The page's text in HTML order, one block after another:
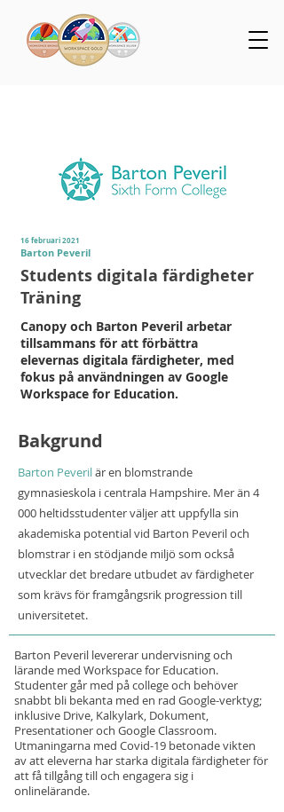
16 februari 2021
Barton Peveril
Students digitala färdigheter
Träning
Canopy och Barton Peveril arbetar
tillsammans för att förbättra
elevernas digitala färdigheter, med
fokus på användningen av Google
Workspace for Education.
Bakgrund
Barton Peverilär en blomstrande
gymnasieskola i centrala Hampshire. Mer än 4
000 heltidsstudenter väljer att uppfylla sin
akademiska potential vid Barton Peveril och
blomstrar i en stödjande miljö som också
utvecklar det bredare utbudet av färdigheter
som krävs för framgångsrik progression till
universitetet.
Barton Peveril levererar undervisning och
lärande med Workspace for Education.
Studenter går med på college och behöver
snabbt bli bekanta med en rad Google-verktyg;
inklusive Drive, Kalkylark, Dokument,
Presentationer och Google Classroom.
Utmaningarna med Covid-19 betonade vikten
av att eleverna har starka digitala färdigheter för
att få tillgång till och engagera sig i
onlinelärande.